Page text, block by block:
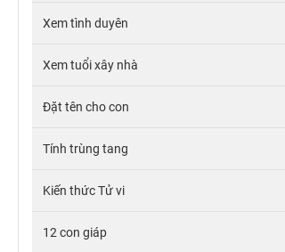
Xem tình duyên
Xem tuổi xây nhà
Đặt tên cho con
Tính trùng tang
Kiến thức Tử vi
12 con giáp